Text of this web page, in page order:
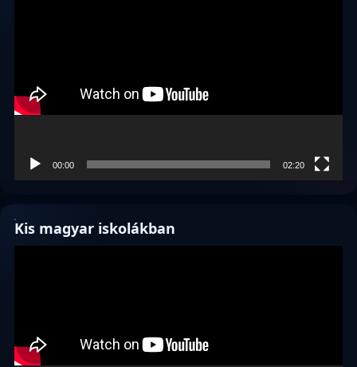
00:00 02:20
Kis magyar iskolákban